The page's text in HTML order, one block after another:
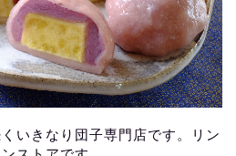
いきなり団子専門店です。リン